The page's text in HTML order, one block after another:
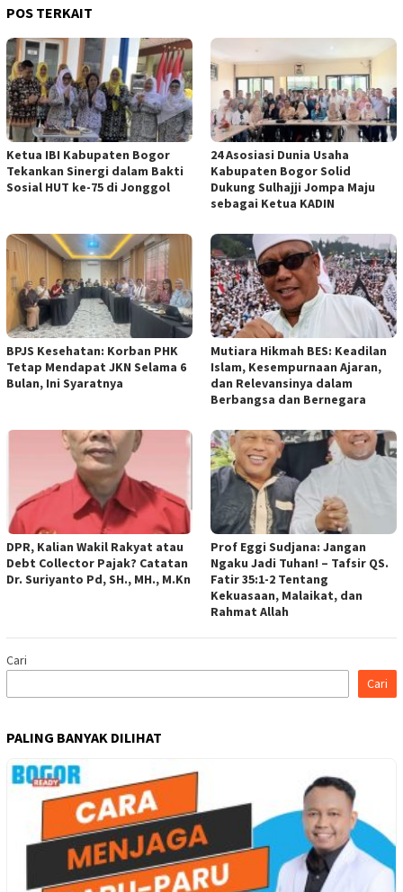
POS TERKAIT
Ketua IBI Kabupaten Bogor
Tekankan Sinergi dalam Bakti
Sosial HUT ke-75 di Jonggol
24 Asosiasi Dunia Usaha
Kabupaten Bogor Solid
Dukung Sulhajji Jompa Maju
sebagai Ketua KADIN
BPJS Kesehatan: Korban PHK
Tetap Mendapat JKN Selama 6
Bulan, Ini Syaratnya
Mutiara Hikmah BES: Keadilan
Islam, Kesempurnaan Ajaran,
dan Relevansinya dalam
Berbangsa dan Bernegara
DPR, Kalian Wakil Rakyat atau
Debt Collector Pajak? Catatan
Dr. Suriyanto Pd, SH., MH., M.Kn
Prof Eggi Sudjana: Jangan
Ngaku Jadi Tuhan! – Tafsir QS.
Fatir 35:1-2 Tentang
Kekuasaan, Malaikat, dan
Rahmat Allah
Cari
Cari
PALING BANYAK DILIHAT